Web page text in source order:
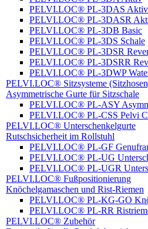
PELVI.LOC® PL-3DAS Aktiv
PELVI.LOC® PL-3DASR
PELVI.LOC® PL-3DB Basic
PELVI.LOC® PL-3DS Schale
PELVI.LOC® PL-3DSR
PELVI.LOC® PL-3DSRR
PELVI.LOC® PL-3DWP
PELVI.LOC® Sitzsysteme
Asymmetrische Gurte für Sitzschale
PELVI.LOC® PL-ASY
PELVI.LOC® PL-CSS Pelvi
PELVI.LOC® Unterschenkelgurte
Rutschsicherheit im Rollstuhl
PELVI.LOC® PL-GF
PELVI.LOC® PL-UG
PELVI.LOC® PL-UGR
PELVI.LOC® Fußpositionierung
Knöchelgamaschen und Rist-Riemen
PELVI.LOC® PL-KG-GO
PELVI.LOC® PL-RR
PELVI.LOC® Zubehör